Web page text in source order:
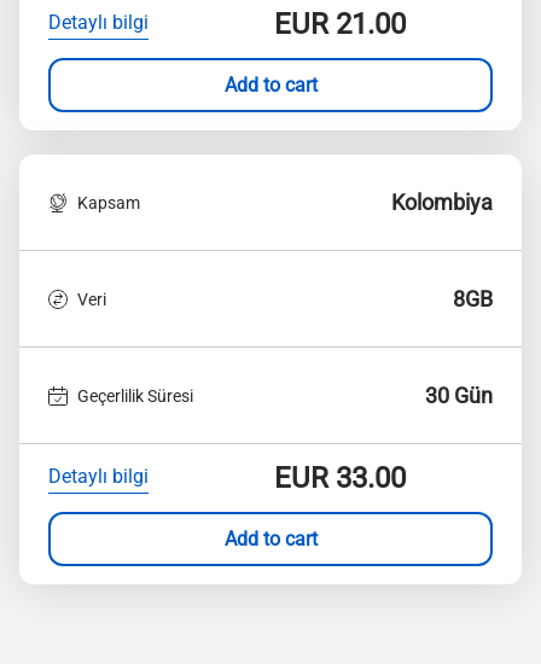
Detaylı bilgi EUR21.00
Add to cart
Kapsam Kolombiya
Veri 8GB
Geçerlilik Süresi 30 Gün
Detaylı bilgi EUR33.00
Add to cart